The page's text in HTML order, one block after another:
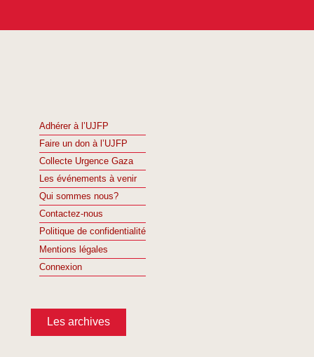
Adhérer à l’UJFP
Faire un don à l’UJFP
Collecte Urgence Gaza
Les événements à venir
Qui sommes nous?
Contactez-nous
Politique de confidentialité
Mentions légales
Connexion
Les archives